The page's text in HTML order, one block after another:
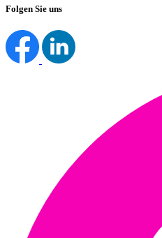
Folgen Sie uns